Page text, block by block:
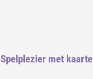
Spelplezier met